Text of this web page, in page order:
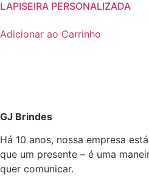
LAPISEIRA PERSONALIZADA
Adicionar ao Carrinho
GJ Brindes
Há 10 anos, nossa empresa
que um presente – é uma
quer comunicar.